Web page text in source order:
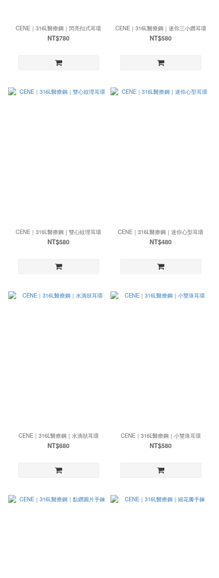
CENE｜316L醫療鋼｜閃亮扣式耳環
NT$780
CENE｜316L醫療鋼｜迷你三小鑽耳環
NT$580
CENE｜316L醫療鋼｜雙心紋理耳環
NT$580
CENE｜316L醫療鋼｜迷你心型耳環
NT$480
CENE｜316L醫療鋼｜水滴狀耳環
NT$680
CENE｜316L醫療鋼｜小雙珠耳環
NT$580